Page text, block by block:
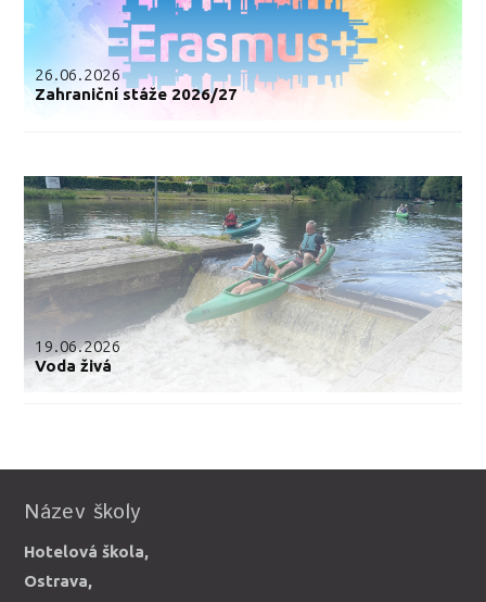
26.06.2026
Zahraniční stáže 2026/27
19.06.2026
Voda živá
Název školy
Hotelová škola,
Ostrava,